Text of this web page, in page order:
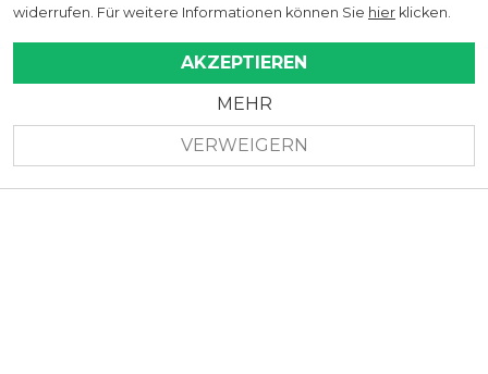
widerrufen. Für weitere Informationen können Sie hier klicken.
AKZEPTIEREN
MEHR
VERWEIGERN